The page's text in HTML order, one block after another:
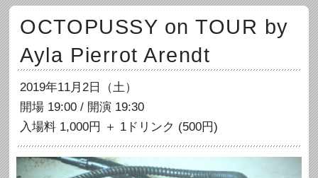
OCTOPUSSY on TOUR by
Ayla Pierrot Arendt
2019年11月2日（土）
開場 19:00 / 開演 19:30
入場料 1,000円 ＋ 1ドリンク (500円)